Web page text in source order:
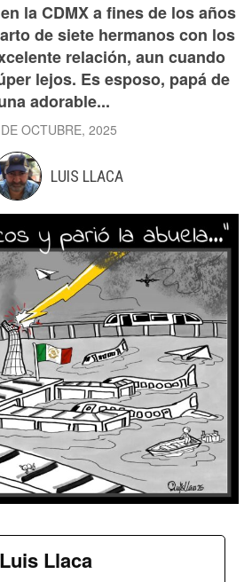
la CDMX a fines de los años
de siete hermanos con los
relación, aun cuando
lejos. Es esposo, papá de
adorable...
OCTUBRE, 2025
LUIS LLACA
Luis Llaca